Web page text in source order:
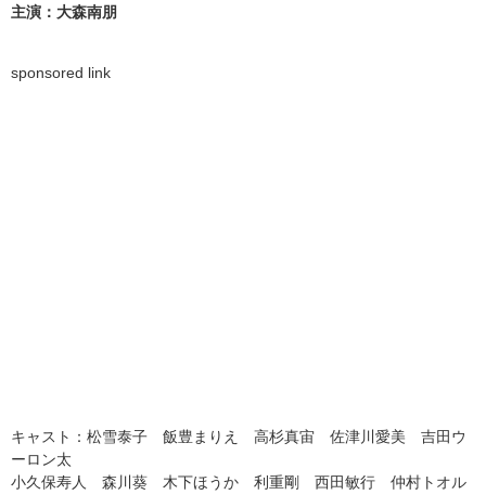
主演：大森南朋
sponsored link
キャスト：松雪泰子 飯豊まりえ 高杉真宙 佐津川愛美 吉田ウ
ーロン太
小久保寿人 森川葵 木下ほうか 利重剛 西田敏行 仲村トオル